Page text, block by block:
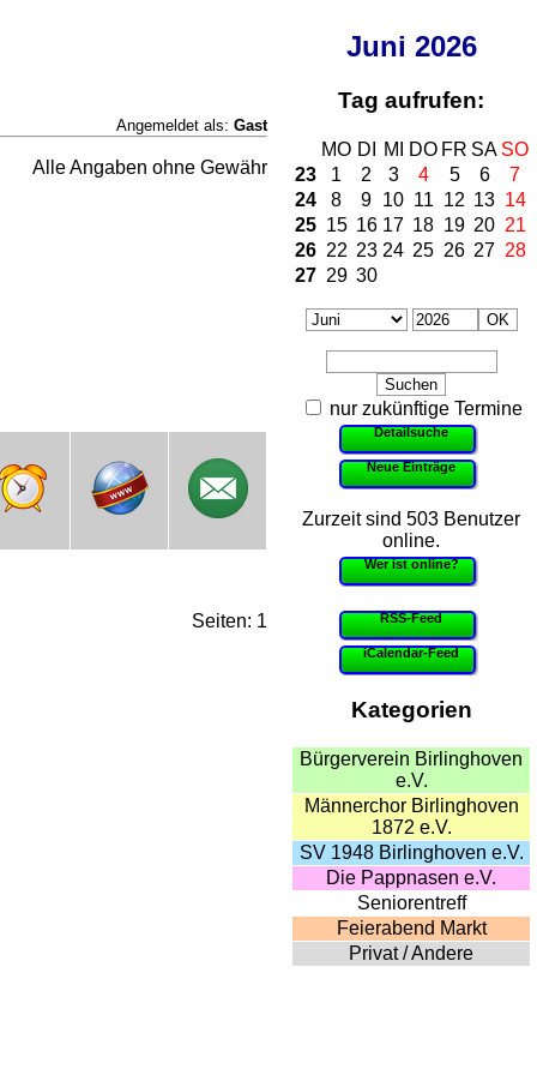
Juni 2026
Tag aufrufen:
MO DI MI DO FR SA SO
23
1 2 3 4 5 6
7
24
8 9 10 11 12 13 14
25 15 16 17 18 19 20 21
26 22 23 24 25 26 27 28
27 29 30
nur zukünftige Termine
Detailsuche
Neue Einträge
Zurzeit sind 503 Benutzer
online.
Wer ist online?
RSS-Feed
iCalendar-Feed
Kategorien
Bürgerverein Birlinghoven
e.V.
Männerchor Birlinghoven
1872 e.V.
SV 1948 Birlinghoven e.V.
Die Pappnasen e.V.
Seniorentreff
Feierabend Markt
Privat / Andere
Angemeldet als: Gast
Alle Angaben ohne Gewähr
Seiten: 1